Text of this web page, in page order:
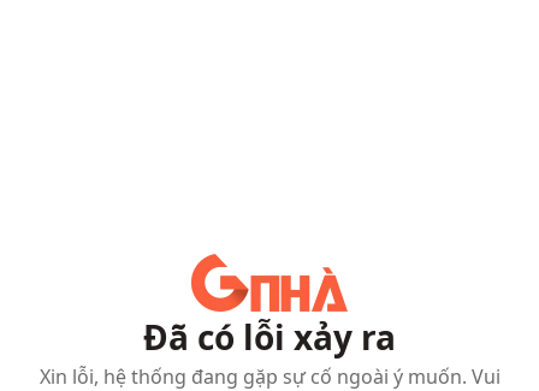
Đã có lỗi xảy ra
Xin lỗi, hệ thống đang gặp sự cố ngoài ý muốn. Vui